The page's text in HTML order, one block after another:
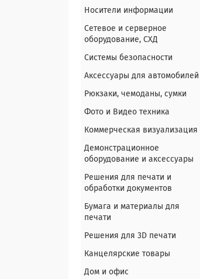
Носители информации
Сетевое и серверное
оборудование, СХД
Системы безопасности
Аксессуары для автомобилей
Рюкзаки, чемоданы, сумки
Фото и Видео техника
Коммерческая визуализация
Демонстрационное
оборудование и аксессуары
Решения для печати и
обработки документов
Бумага и материалы для
печати
Решения для 3D печати
Канцелярские товары
Дом и офис